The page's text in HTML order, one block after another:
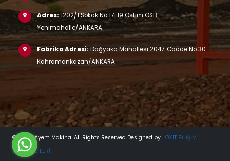
Adres: 1202/1 Sokak No:17-19 Ostim OSB
Yenimahalle/ANKARA
Fabrika Adresi:Dağyaka Mahallesi 2047. Cadde No:30
Kahramankazan/ANKARA
© 2023 Ayem Makina. All Rights Reserved Designed by | OXIT BİLİŞİM
TEKNOLOJİLERİ